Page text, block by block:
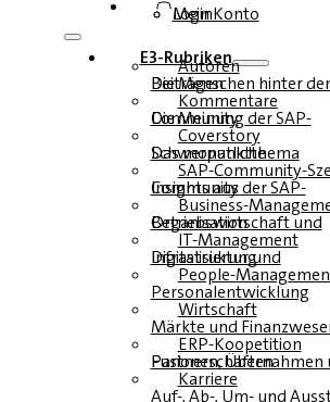
Login
Mein Konto
E3-Rubriken
Autoren
Die Menschen hinter den Beiträgen
Kommentare
Die Meinung der SAP-Community
Coverstory
Das monatliche Schwerpunktthema
SAP-Community-
Insights aus der SAP-Community
Business-
Betriebswirtschaft und Organisation
IT-Management
Infrastruktur und Digitalisierung
People-
Personalentwicklung
Wirtschaft
Märkte und
ERP-Koopetition
Fusionen, Übernahmen und Partnerschaften
Karriere
Auf-, Ab-, Um- und